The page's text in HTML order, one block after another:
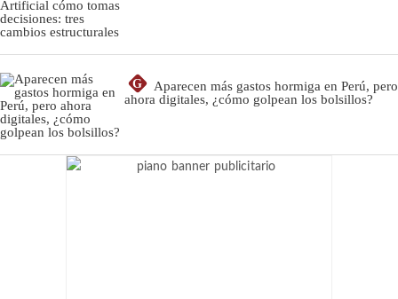
G
Aparecen más gastos hormiga en Perú, pero
ahora digitales, ¿cómo golpean los bolsillos?